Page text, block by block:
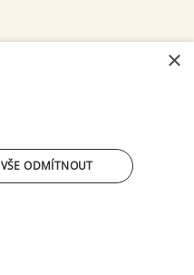
×
VŠE ODMÍTNOUT